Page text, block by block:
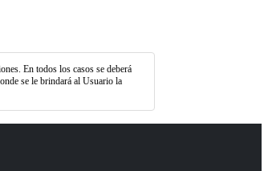
En todos los casos se deberá
se le brindará al Usuario la